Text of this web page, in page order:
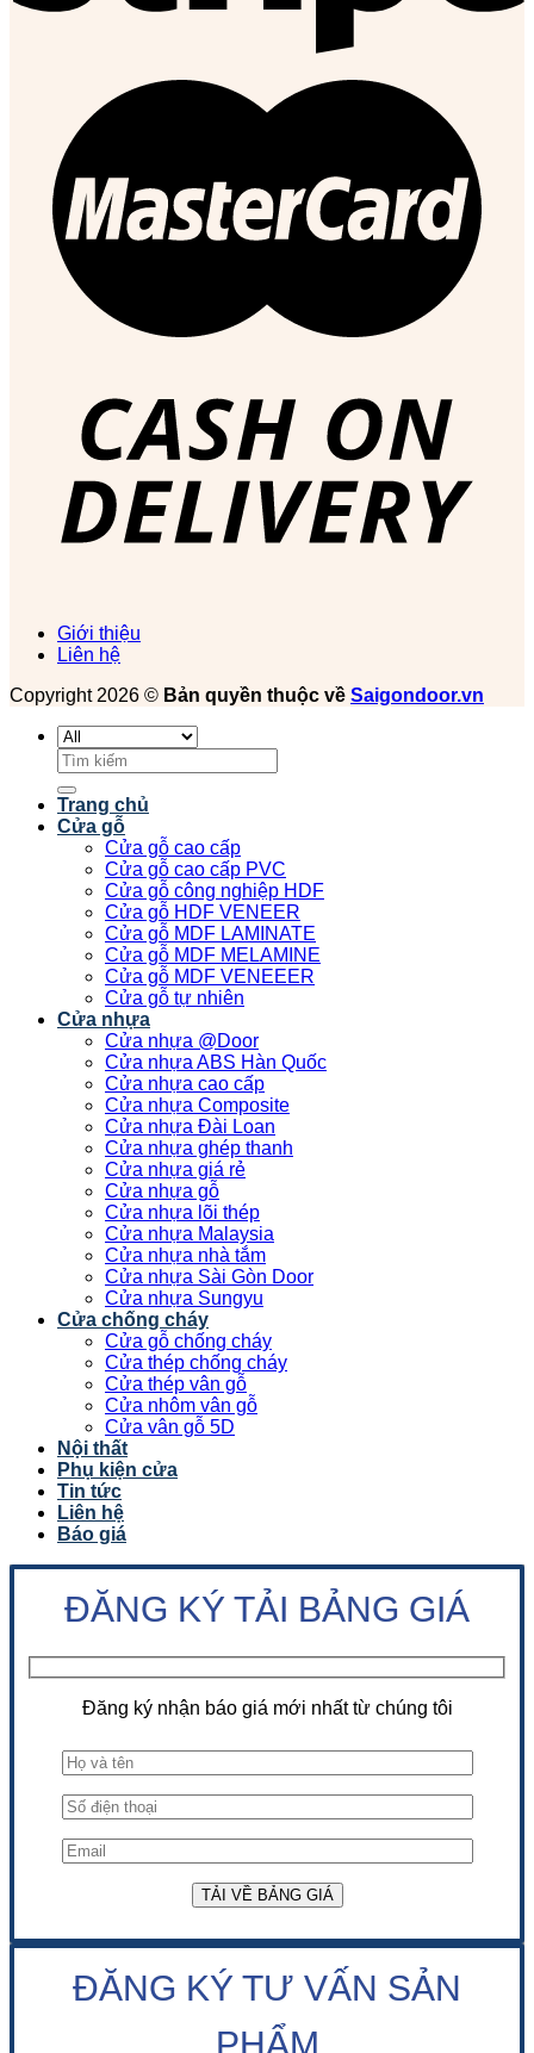
Giới thiệu
Liên hệ
Copyright 2026 © Bản quyền thuộc về Saigondoor.vn
Tìm
kiếm:
Trang chủ
Cửa gỗ
Cửa gỗ cao cấp
Cửa gỗ cao cấp PVC
Cửa gỗ công nghiệp HDF
Cửa gỗ HDF VENEER
Cửa gỗ MDF LAMINATE
Cửa gỗ MDF MELAMINE
Cửa gỗ MDF VENEEER
Cửa gỗ tự nhiên
Cửa nhựa
Cửa nhựa @Door
Cửa nhựa ABS Hàn Quốc
Cửa nhựa cao cấp
Cửa nhựa Composite
Cửa nhựa Đài Loan
Cửa nhựa ghép thanh
Cửa nhựa giá rẻ
Cửa nhựa gỗ
Cửa nhựa lõi thép
Cửa nhựa Malaysia
Cửa nhựa nhà tắm
Cửa nhựa Sài Gòn Door
Cửa nhựa Sungyu
Cửa chống cháy
Cửa gỗ chống cháy
Cửa thép chống cháy
Cửa thép vân gỗ
Cửa nhôm vân gỗ
Cửa vân gỗ 5D
Nội thất
Phụ kiện cửa
Tin tức
Liên hệ
Báo giá
ĐĂNG KÝ TẢI BẢNG GIÁ
Đăng ký nhận báo giá mới nhất từ chúng tôi
ĐĂNG KÝ TƯ VẤN SẢN
PHẨM